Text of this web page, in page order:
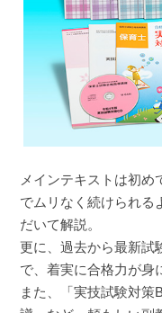
メインテキストは初め
でムリなく続けられる
だいて解説。
更に、過去から最新試
で、着実に合格力が身
また、「実技試験対策